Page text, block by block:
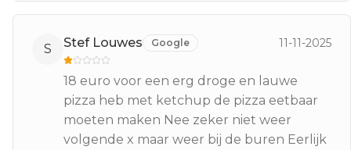
S Stef Louwes Google 11-11-2025
18 euro voor een erg droge en lauwe
pizza heb met ketchup de pizza eetbaar
moeten maken Nee zeker niet weer
volgende x maar weer bij de buren Eerlijk